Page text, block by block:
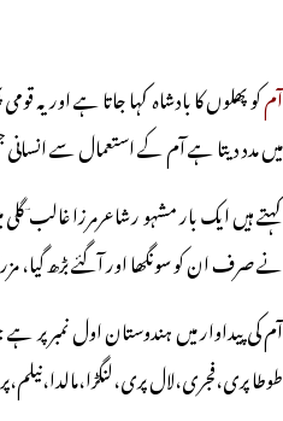
آمکو پھلوں کا بادشاہ کہا جاتا ہے اور
میں مدد دیتا ہے آم کے استعمال سے
کہتے ہیں ایک بار مشہو رشاعرمرزا غالب
نے صرف ان کو سونگھا اور آگئے بڑھ گیا،
طوطا پری،فجری،لال